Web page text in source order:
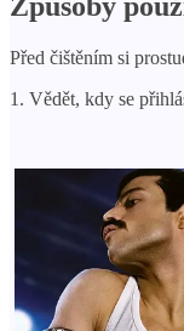
Před čištěním si
1. Vědět, kdy se